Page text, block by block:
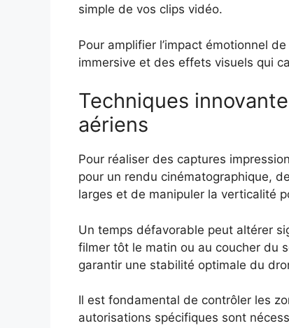
simple de vos clips vidéo.
Pour amplifier l’impact émotionnel
immersive et des effets visuels qui
Techniques
aériens
Pour réaliser des captures
pour un rendu cinématographique,
larges et de manipuler la verticalité
Un temps défavorable peut altérer
filmer tôt le matin ou au coucher du
garantir une stabilité optimale du
Il est fondamental de contrôler les
autorisations spécifiques sont